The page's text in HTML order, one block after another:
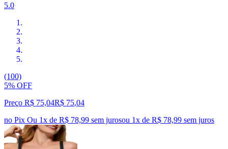
5.0
(100)
5% OFF
Preço R$ 75,04R$ 75,04
no Pix Ou 1x de R$ 78,99 sem jurosou 1x de R$ 78,99 sem juros